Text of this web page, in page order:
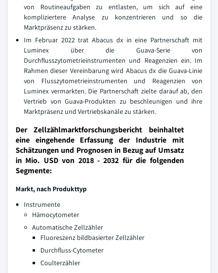
von Routineaufgaben zu entlasten, um sich auf eine
kompliziertere Analyse zu konzentrieren und so die
Marktpräsenz zu stärken.
Im Februar 2022 trat Abacus dx in eine Partnerschaft mit
Luminex über die Guava-Serie von
Durchflusszytometrieinstrumenten und Reagenzien ein. Im
Rahmen dieser Vereinbarung wird Abacus dx die Guava-Linie
von Flusszytometrieinstrumenten und Reagenzien von
Luminex vermarkten. Die Partnerschaft zielte darauf ab, den
Vertrieb von Guava-Produkten zu beschleunigen und ihre
Marktpräsenz und Vertriebskanäle zu stärken.
Der Zellzählmarktforschungsbericht beinhaltet
eine eingehende Erfassung der Industrie mit
Schätzungen und Prognosen in Bezug auf Umsatz
in Mio. USD von 2018 - 2032 für die folgenden
Segmente:
Markt, nach Produkttyp
Instrumente
Hämocytometer
Automatische Zellzähler
Fluoreszenz bildbasierter Zellzähler
Durchfluss-Cytometer
Coulterzähler